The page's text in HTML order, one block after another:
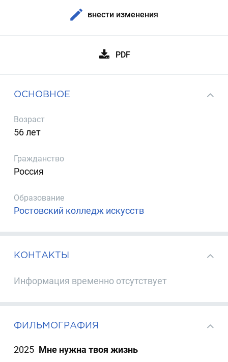
внести изменения
PDF
ОСНОВНОЕ
Возраст
56 лет
Гражданство
Россия
Образование
Ростовский колледж искусств
КОНТАКТЫ
Информация временно отсутствует
ФИЛЬМОГРАФИЯ
2025 Мне нужна твоя жизнь